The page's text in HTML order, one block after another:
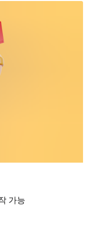
가능